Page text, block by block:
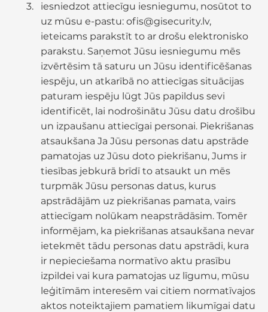
iesniedzot attiecīgu iesniegumu, nosūtot to
uz mūsu e-pastu: ofis@gisecurity.lv,
ieteicams parakstīt to ar drošu elektronisko
parakstu. Saņemot Jūsu iesniegumu mēs
izvērtēsim tā saturu un Jūsu identificēšanas
iespēju, un atkarībā no attiecīgas situācijas
paturam iespēju lūgt Jūs papildus sevi
identificēt, lai nodrošinātu Jūsu datu drošību
un izpaušanu attiecīgai personai. Piekrišanas
atsaukšana Ja Jūsu personas datu apstrāde
pamatojas uz Jūsu doto piekrišanu, Jums ir
tiesības jebkurā brīdī to atsaukt un mēs
turpmāk Jūsu personas datus, kurus
apstrādājām uz piekrišanas pamata, vairs
attiecīgam nolūkam neapstrādāsim. Tomēr
informējam, ka piekrišanas atsaukšana nevar
ietekmēt tādu personas datu apstrādi, kura
ir nepieciešama normatīvo aktu prasību
izpildei vai kura pamatojas uz līgumu, mūsu
leģitīmām interesēm vai citiem normatīvajos
aktos noteiktajiem pamatiem likumīgai datu